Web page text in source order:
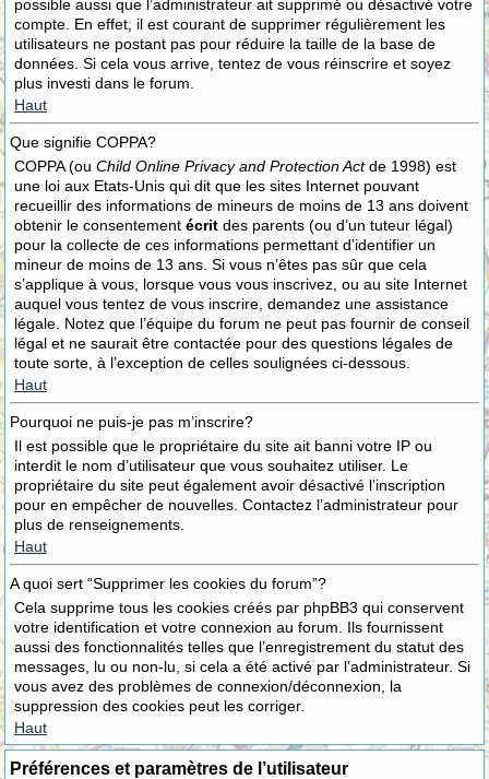
possible aussi que l’administrateur ait supprimé ou désactivé votre
compte. En effet, il est courant de supprimer régulièrement les
utilisateurs ne postant pas pour réduire la taille de la base de
données. Si cela vous arrive, tentez de vous réinscrire et soyez
plus investi dans le forum.
Haut
Que signifie COPPA?
COPPA (ou Child Online Privacy and Protection Actde 1998) est
une loi aux Etats-Unis qui dit que les sites Internet pouvant
recueillir des informations de mineurs de moins de 13 ans doivent
obtenir le consentement écrit des parents (ou d’un tuteur légal)
pour la collecte de ces informations permettant d’identifier un
mineur de moins de 13 ans. Si vous n’êtes pas sûr que cela
s’applique à vous, lorsque vous vous inscrivez, ou au site Internet
auquel vous tentez de vous inscrire, demandez une assistance
légale. Notez que l’équipe du forum ne peut pas fournir de conseil
légal et ne saurait être contactée pour des questions légales de
toute sorte, à l’exception de celles soulignées ci-dessous.
Haut
Pourquoi ne puis-je pas m’inscrire?
Il est possible que le propriétaire du site ait banni votre IP ou
interdit le nom d’utilisateur que vous souhaitez utiliser. Le
propriétaire du site peut également avoir désactivé l’inscription
pour en empêcher de nouvelles. Contactez l’administrateur pour
plus de renseignements.
Haut
A quoi sert “Supprimer les cookies du forum”?
Cela supprime tous les cookies créés par phpBB3 qui conservent
votre identification et votre connexion au forum. Ils fournissent
aussi des fonctionnalités telles que l’enregistrement du statut des
messages, lu ou non-lu, si cela a été activé par l’administrateur. Si
vous avez des problèmes de connexion/déconnexion, la
suppression des cookies peut les corriger.
Haut
Préférences et paramètres de l’utilisateur